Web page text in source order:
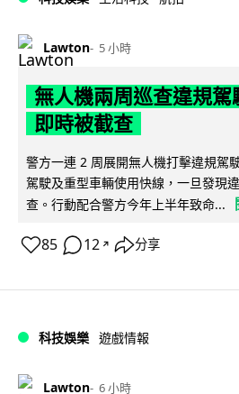
Lawton 5 小時
無人機兩周巡查違規駕
即時被截查
警方一連 2 周展開無人機打擊違規駕
駕駛及重型車輛使用快線，一旦發現
查。行動配合警方今年上半年致命...
85 12 ↗ 分享
科技娛樂 遊戲情報
Lawton 6 小時